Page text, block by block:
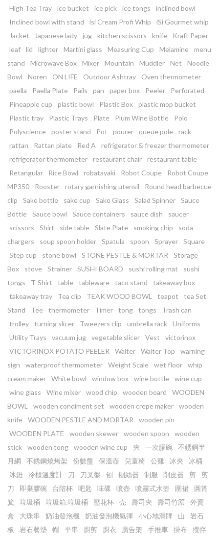
High Tea Tray ice bucket ice pick ice tongs
inclined bowl
Inclined bowl with stand
isi Cream Profi Whip
iSi Gourmet whip
Jacket
Japanese lady jug kitchen scissors knife
Kraft Paper
leaf
lid lighter Martini glass Measuring Cup Melamine
menu
stand
Microwave Box Mixer Mountain Muddler Net
Noodle
Bowl
Noren ON LIFE Outdoor Ashtray
Oven thermometer
paella
Paella Plate Pails pan paper box Peeler
Perforated
Pineapple cup
plastic bowl Plastic Box
plastic mop bucket
Plastic tray
Plastic Trays Plate Plum Wine Bottle
Polo
Polyscience
poster stand Pot pourer queue pole
rack
rattan
Rattan plate Red A
refrigerator & freezer thermometer
refrigerator thermometer
restaurant chair
restaurant table
Retangular
Rice Bowl robatayaki Robot Coupe
Robot Coupe
MP350
Rooster rotary garnishing utensil
Round head barbecue
clip
Sake bottle sake cup Sake Glass Salad Spinner
Sauce
Bottle
Sauce bowl Sauce containers sauce dish
saucer
scissors
Shirt side table Slate Plate smoking chip
soda
chargers
soup spoon holder Spatula spoon Sprayer
Square
Step cup
stone bowl STONE PESTLE & MORTAR
Storage
Box
stove Strainer SUSHI BOARD sushi rolling mat
sushi
tongs
T-Shirt table tableware taco stand
takeaway box
takeaway tray
Tea clip TEAK WOOD BOWL teapot
tea Set
Stand
Tee thermometer Timer tong tongs
Trash can
trolley
turning slicer Tweezers clip umbrella rack
Uniforms
Utility Trays
vacuum jug vegetable slicer Vest
victorinox
VICTORINOX POTATO PEELER
Waiter Waiter Top
warning
sign
waterproof thermometer Weight Scale wet floor
whip
cream maker
White bowl window box wine bottle
wine cup
wine glass
Wine mixer wood chip wooden board
WOODEN
BOWL
wooden condiment set wooden crepe maker
wooden
knife
WOODEN PESTLE AND MORTAR
wooden pin
WOODEN PLATE
wooden skewer wooden spoon
wooden
stick
wooden tong wooden wine cup 㚒 一次膠碗
不銹鋼半
月網
不銹鋼燒烤架 份數盤 保溫壺 兒童椅 公雞 冰夾
冰桶
冰錐
冷櫃溫度計 刀 刀叉盤 刨 刨絲器 制服 削皮器 剪
剪
刀
即棄膠碗 台階杯 吧匙 味碟 噴壺 噴霧式水壺 圍裙
圓筲
箕
垃圾桶 垃圾箱.垃圾桶 壓花杯 売 壽司夾 壽司竹𥱊
外賣
盒
大珠串 奶油發泡機 奶油發泡機氣彈 小心地滑牌 山
岩石
板
岩石餐墊 帽 平串 廚剪 廚衣 廣告架 手推車 掛布
攪拌